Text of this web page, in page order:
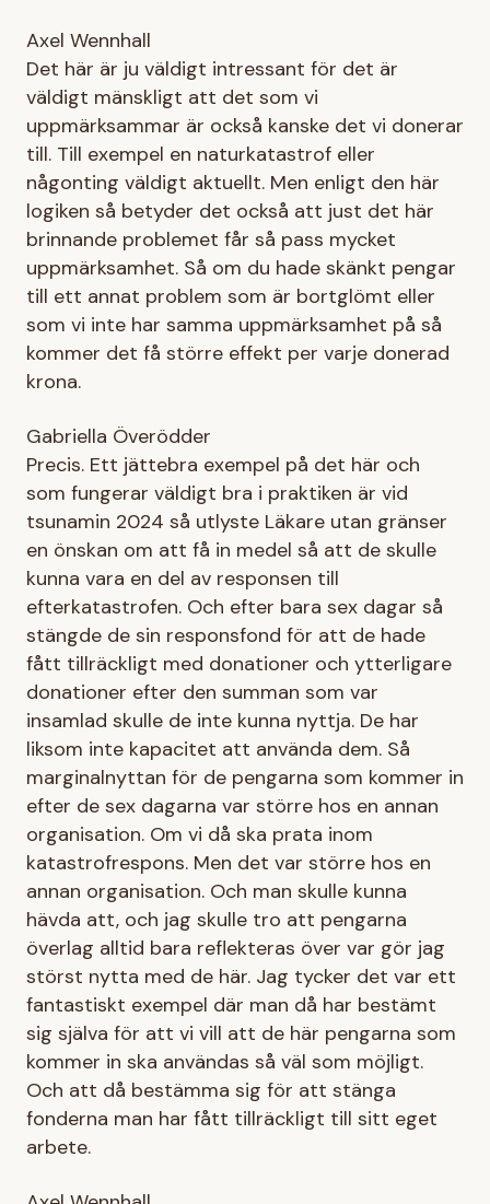
Axel Wennhall
Det här är ju väldigt intressant för det är
väldigt mänskligt att det som vi
uppmärksammar är också kanske det vi donerar
till. Till exempel en naturkatastrof eller
någonting väldigt aktuellt. Men enligt den här
logiken så betyder det också att just det här
brinnande problemet får så pass mycket
uppmärksamhet. Så om du hade skänkt pengar
till ett annat problem som är bortglömt eller
som vi inte har samma uppmärksamhet på så
kommer det få större effekt per varje donerad
krona.
Gabriella Överödder
Precis. Ett jättebra exempel på det här och
som fungerar väldigt bra i praktiken är vid
tsunamin 2024 så utlyste Läkare utan gränser
en önskan om att få in medel så att de skulle
kunna vara en del av responsen till
efterkatastrofen. Och efter bara sex dagar så
stängde de sin responsfond för att de hade
fått tillräckligt med donationer och ytterligare
donationer efter den summan som var
insamlad skulle de inte kunna nyttja. De har
liksom inte kapacitet att använda dem. Så
marginalnyttan för de pengarna som kommer in
efter de sex dagarna var större hos en annan
organisation. Om vi då ska prata inom
katastrofrespons. Men det var större hos en
annan organisation. Och man skulle kunna
hävda att, och jag skulle tro att pengarna
överlag alltid bara reflekteras över var gör jag
störst nytta med de här. Jag tycker det var ett
fantastiskt exempel där man då har bestämt
sig själva för att vi vill att de här pengarna som
kommer in ska användas så väl som möjligt.
Och att då bestämma sig för att stänga
fonderna man har fått tillräckligt till sitt eget
arbete.